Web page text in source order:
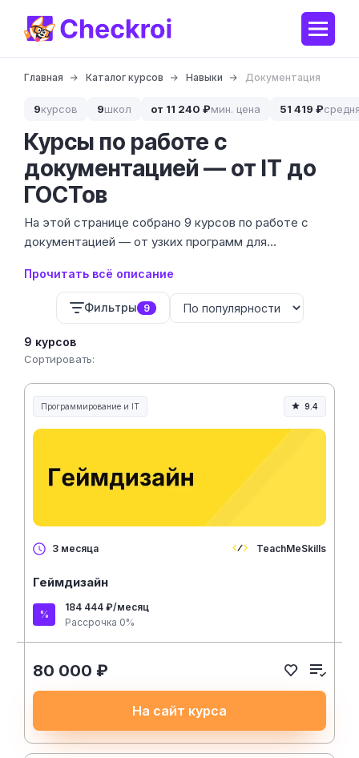
Главная Каталог курсов Навыки Документация
9курсов 9школ от 11 240 ₽мин. цена 51 419 ₽
Курсы по работе с
документацией — от IT до
ГОСТов
На этой странице собрано 9 курсов по работе с
документацией — от узких программ для
документообороту. Ценовой диапазон варьируется
от 11 240 до 160 000 ₽, что позволяет выбрать как
быстрый интенсив, так и полноценную
переподготовку.
Прочитать всё описание
Фильтры 9
9 курсов
Сортировать:
Программирование и IT 9.4
3 месяца TeachMeSkills
Геймдизайн
184 444 ₽/месяц
Рассрочка 0%
80 000 ₽
На сайт курса